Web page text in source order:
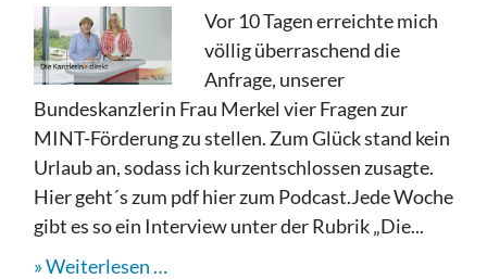
Vor 10 Tagen erreichte mich
völlig überraschend die
Anfrage, unserer
Bundeskanzlerin Frau Merkel vier Fragen zur
MINT-Förderung zu stellen. Zum Glück stand kein
Urlaub an, sodass ich kurzentschlossen zusagte.
Hier geht´s zum pdf hier zum Podcast.Jede Woche
gibt es so ein Interview unter der Rubrik „Die...
Weiterlesen …